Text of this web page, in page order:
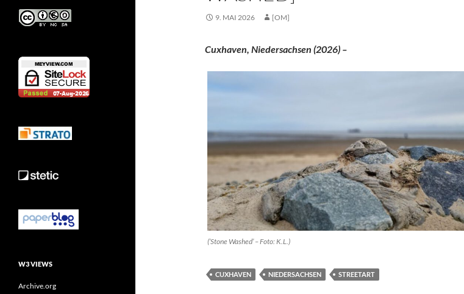
9. MAI 2026 [OM]
Cuxhaven, Niedersachsen (2026) –
(’Stone Washed’ – Foto: K.L.)
CUXHAVEN NIEDERSACHSEN STREETART
W3 VIEWS
Archive.org